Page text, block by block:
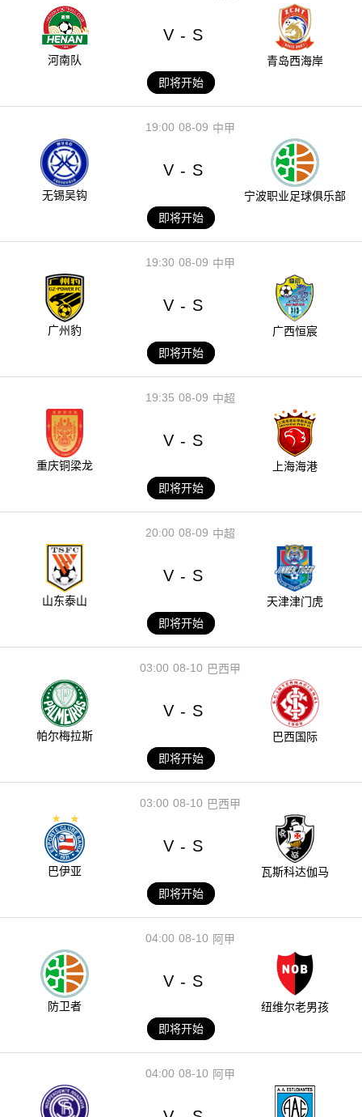
河南队
V - S
青岛西海岸
即将开始
08-09
19:00 中甲
无锡吴钩
V - S
宁波职业足球俱乐部
即将开始
08-09
19:30 中甲
广州豹
V - S
广西恒宸
即将开始
08-09
19:35 中超
重庆铜梁龙
V - S
上海海港
即将开始
08-09
20:00 中超
山东泰山
V - S
天津津门虎
即将开始
08-10
03:00 巴西甲
帕尔梅拉斯
V - S
巴西国际
即将开始
08-10
03:00 巴西甲
巴伊亚
V - S
瓦斯科达伽马
即将开始
08-10
04:00 阿甲
防卫者
V - S
纽维尔老男孩
即将开始
08-10
04:00 阿甲